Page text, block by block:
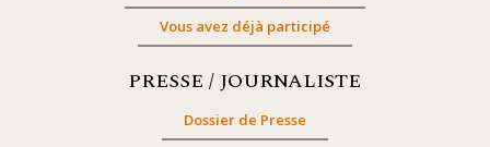
Vous avez déjà participé
PRESSE / JOURNALISTE
Dossier de Presse